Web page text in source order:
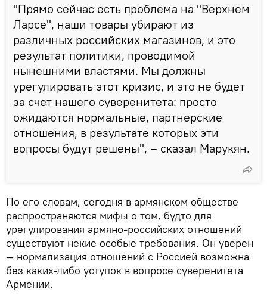
"Прямо сейчас есть проблема на "Верхнем
Ларсе", наши товары убирают из
различных российских магазинов, и это
результат политики, проводимой
нынешними властями. Мы должны
урегулировать этот кризис, и это не будет
за счет нашего суверенитета: просто
ожидаются нормальные, партнерские
отношения, в результате которых эти
вопросы будут решены", – сказал Марукян.
По его словам, сегодня в армянском обществе
распространяются мифы о том, будто для
урегулирования армяно-российских отношений
существуют некие особые требования. Он уверен
— нормализация отношений с Россией возможна
без каких-либо уступок в вопросе суверенитета
Армении.